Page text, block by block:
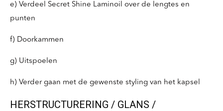
e) Verdeel Secret Shine Laminoil over de lengtes en
punten
f) Doorkammen
g) Uitspoelen
h) Verder gaan met de gewenste styling van het kapsel
HERSTRUCTURERING / GLANS /